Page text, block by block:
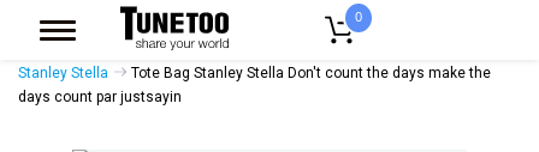
0
Accessoires Casquettes Tote Bags
Stanley Stella
Tote Bag Stanley Stella Don't count the days make the
days count par justsayin